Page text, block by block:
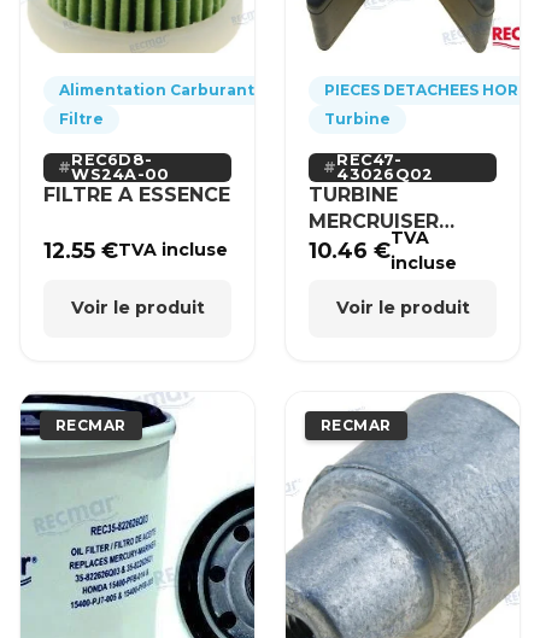
Alimentation Carburant
Filtre
REC6D8-
WS24A-00
FILTRE A ESSENCE
12.55€TVA incluse
Voir le produit
PIECES DETACHEES HORS-
Turbine
REC47-
43026Q02
TURBINE
MERCRUISER
MERCURY BRP
10.46€TVA
incluse
Voir le produit
RECMAR RECMAR